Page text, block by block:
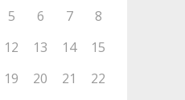
5 6 7
8
12 13 14
15
19 20 21
22